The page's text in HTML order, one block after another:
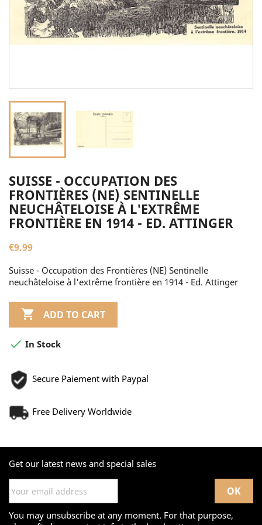
SUISSE - OCCUPATION DES
FRONTIÈRES (NE) SENTINELLE
NEUCHÂTELOISE À L'EXTRÊME
FRONTIÈRE EN 1914 - ED. ATTINGER
€9.99
Suisse - Occupation des Frontières (NE) Sentinelle
neuchâteloise à l'extrême frontière en 1914 - Ed. Attinger
 ADD TO CART
 In Stock
Secure Paiement with Paypal
Free Delivery Worldwide
Get our latest news and special sales
You may unsubscribe at any moment. For that purpose,